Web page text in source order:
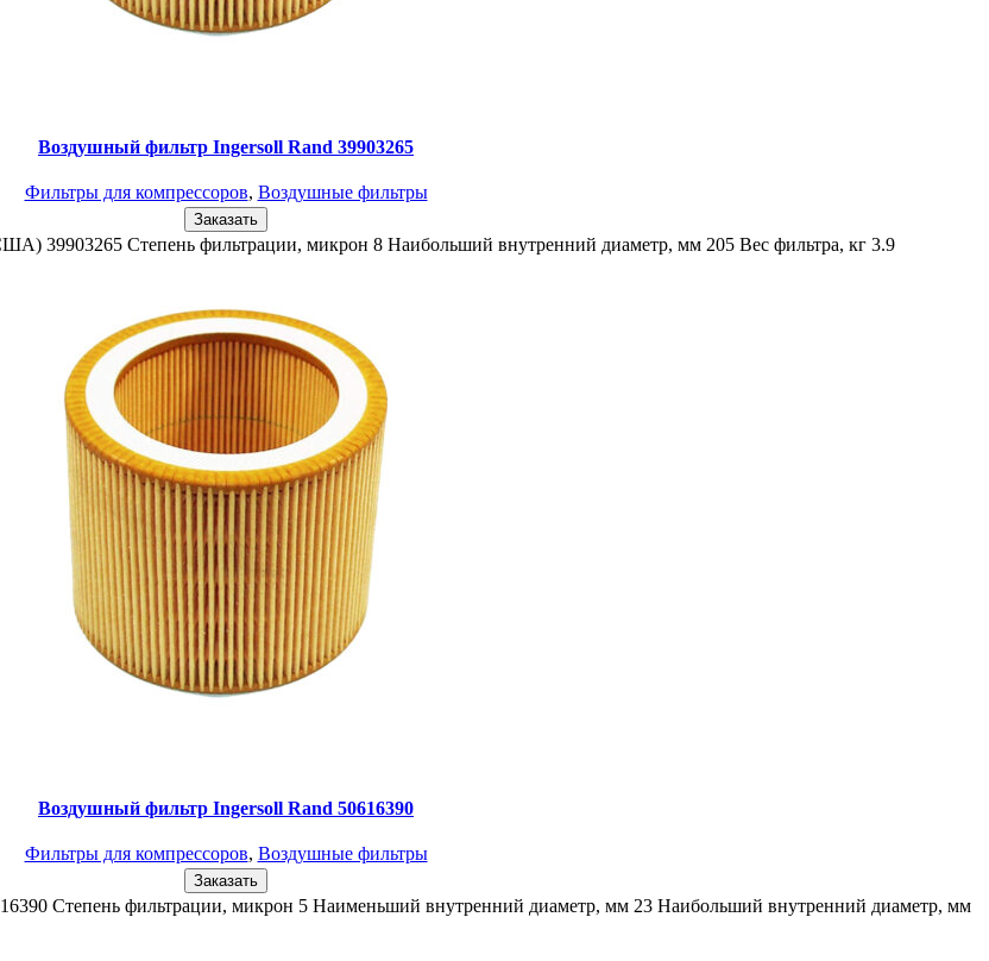
Воздушный фильтр Ingersoll Rand 39903265
Фильтры для компрессоров, Воздушные фильтры
Заказать
39903265 Степень фильтрации, микрон 8 Наибольший внутренний диаметр, мм 205 Вес фильтра, кг 3.9
Воздушный фильтр Ingersoll Rand 50616390
Фильтры для компрессоров, Воздушные фильтры
Заказать
Степень фильтрации, микрон 5 Наименьший внутренний диаметр, мм 23 Наибольший внутренний диаметр, мм